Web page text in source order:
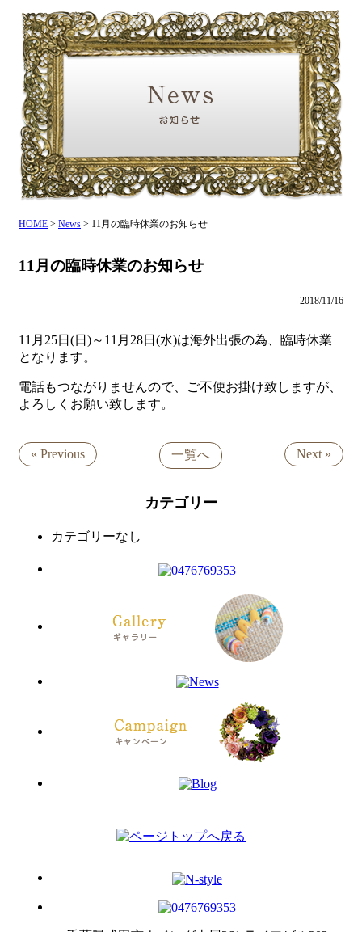
HOME > News > 11月の臨時休業のお知らせ
11月の臨時休業のお知らせ
2018/11/16
11月25日(日)～11月28日(水)は海外出張の為、臨時休業
となります。
電話もつながりませんので、ご不便お掛け致しますが、
よろしくお願い致します。
« Previous 一覧へ Next »
カテゴリー
カテゴリーなし